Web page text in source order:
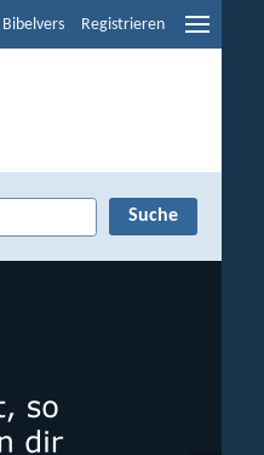
Registrieren